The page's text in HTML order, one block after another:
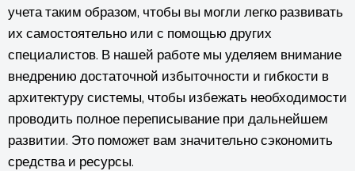
учета таким образом, чтобы вы могли легко развивать
их самостоятельно или с помощью других
специалистов. В нашей работе мы уделяем внимание
внедрению достаточной избыточности и гибкости в
архитектуру системы, чтобы избежать необходимости
проводить полное переписывание при дальнейшем
развитии. Это поможет вам значительно сэкономить
средства и ресурсы.